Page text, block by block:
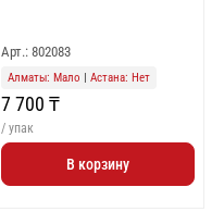
Арт.: 802083
Алматы: Мало Астана: Нет
7 700 ₸
/ упак
В корзину